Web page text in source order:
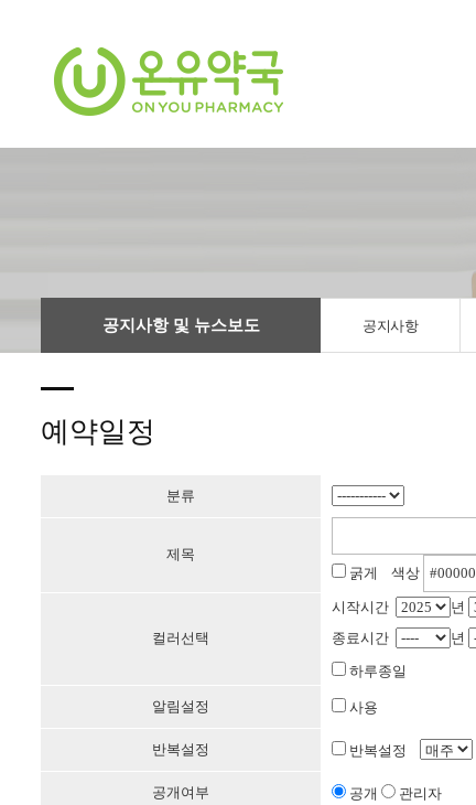
공지사항 및 뉴스보도 공지사항
예약일정
분류
제목
굵게 색상
컬러선택
시작시간 년
종료시간
년
하루종일
알림설정 사용
반복설정 반복설정
공개여부 공개 관리자